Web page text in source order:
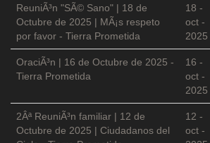
ReuniÃ³n "SÃ© Sano" | 18 de
Octubre de 2025 | MÃ¡s respeto
por favor - Tierra Prometida
18 -
oct -
2025
OraciÃ³n | 16 de Octubre de 2025 -
Tierra Prometida
16 -
oct -
2025
2Âª ReuniÃ³n familiar | 12 de
Octubre de 2025 | Ciudadanos del
12 -
oct -